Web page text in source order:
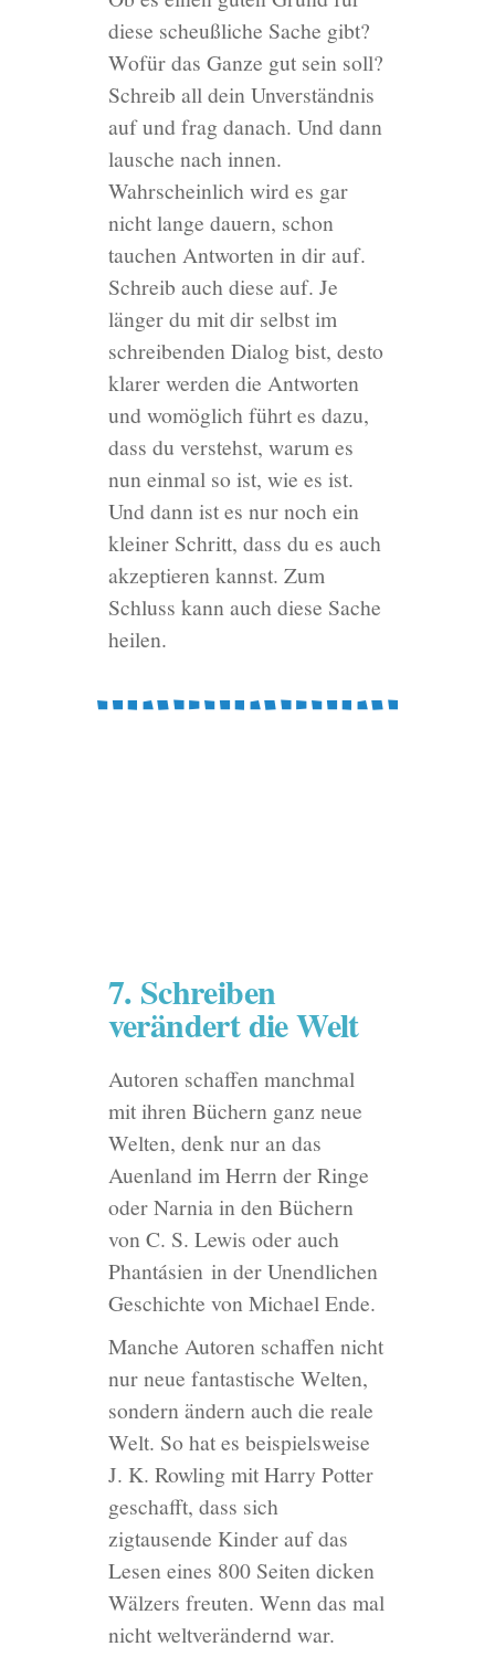
diese scheußliche Sache gibt?
Wofür das Ganze gut sein soll?
Schreib all dein Unverständnis
auf und frag danach. Und dann
lausche nach innen.
Wahrscheinlich wird es gar
nicht lange dauern, schon
tauchen Antworten in dir auf.
Schreib auch diese auf. Je
länger du mit dir selbst im
schreibenden Dialog bist, desto
klarer werden die Antworten
und womöglich führt es dazu,
dass du verstehst, warum es
nun einmal so ist, wie es ist.
Und dann ist es nur noch ein
kleiner Schritt, dass du es auch
akzeptieren kannst. Zum
Schluss kann auch diese Sache
heilen.
7. Schreiben
verändert die Welt
Autoren schaffen manchmal
mit ihren Büchern ganz neue
Welten, denk nur an das
Auenland im Herrn der Ringe
oder Narnia in den Büchern
von C. S. Lewis oder auch
Phantásien in der Unendlichen
Geschichte von Michael Ende.
Manche Autoren schaffen nicht
nur neue fantastische Welten,
sondern ändern auch die reale
Welt. So hat es beispielsweise
J. K. Rowling mit Harry Potter
geschafft, dass sich
zigtausende Kinder auf das
Lesen eines 800 Seiten dicken
Wälzers freuten. Wenn das mal
nicht weltverändernd war.